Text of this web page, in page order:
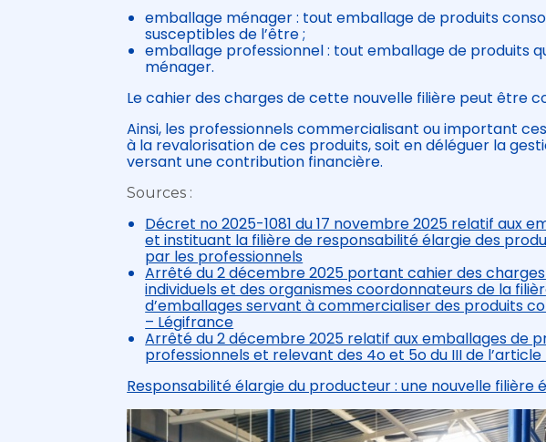
emballage ménager : tout emballage de produits
susceptibles de l’être ;
emballage professionnel : tout emballage de produits
ménager.
Le cahier des charges de cette nouvelle filière peut être
Ainsi, les professionnels commercialisant ou important
à la revalorisation de ces produits, soit en déléguer la
versant une contribution financière.
Sources :
Décret no 2025-1081 du 17 novembre 2025 relatif aux
et instituant la filière de responsabilité élargie des
par les professionnels
Arrêté du 2 décembre 2025 portant cahier des
individuels et des organismes coordonnateurs de la
d’emballages servant à commercialiser des produits
– Légifrance
Arrêté du 2 décembre 2025 relatif aux emballages de
professionnels et relevant des 4o et 5o du III de
Responsabilité élargie du producteur : une nouvelle filière